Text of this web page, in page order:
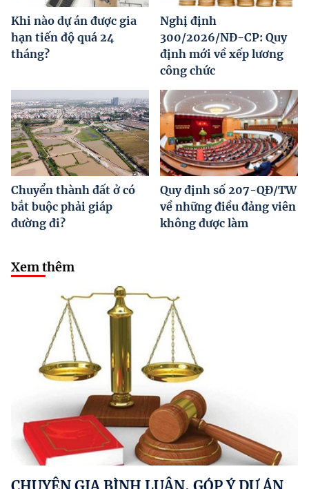
Khi nào dự án được gia
hạn tiến độ quá 24
tháng?
Nghị định
300/2026/NĐ-CP: Quy
định mới về xếp lương
công chức
Chuyển thành đất ở có
bắt buộc phải giáp
đường đi?
Quy định số 207-QĐ/TW
về những điều đảng viên
không được làm
Xem thêm